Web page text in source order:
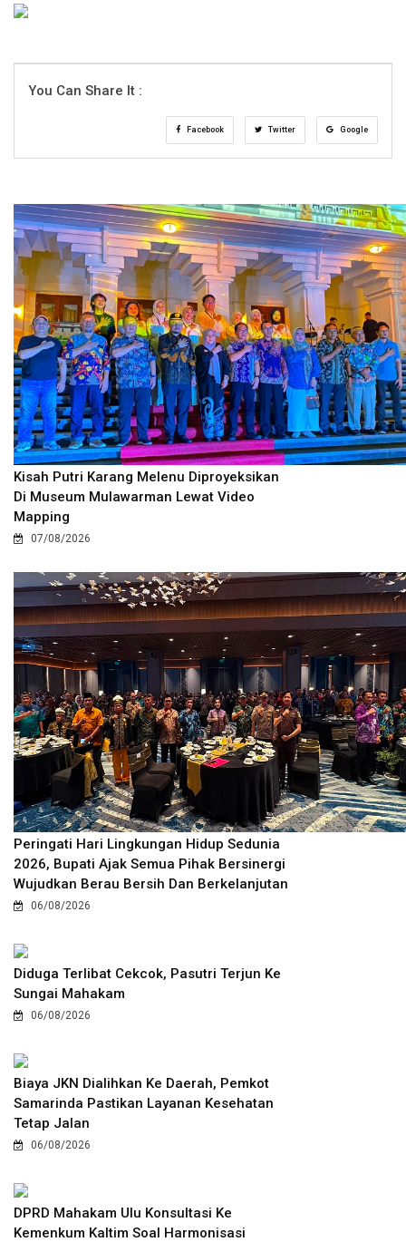
You Can Share It :
Facebook Twitter Google
Kisah Putri Karang Melenu Diproyeksikan
Di Museum Mulawarman Lewat Video
Mapping
07/08/2026
Peringati Hari Lingkungan Hidup Sedunia
2026, Bupati Ajak Semua Pihak Bersinergi
Wujudkan Berau Bersih Dan Berkelanjutan
06/08/2026
Diduga Terlibat Cekcok, Pasutri Terjun Ke
Sungai Mahakam
06/08/2026
Biaya JKN Dialihkan Ke Daerah, Pemkot
Samarinda Pastikan Layanan Kesehatan
Tetap Jalan
06/08/2026
DPRD Mahakam Ulu Konsultasi Ke
Kemenkum Kaltim Soal Harmonisasi